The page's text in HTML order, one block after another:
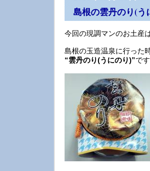
島根の雲丹のり(う
今回の現調マンのお土産は
島根の玉造温泉に行った
“雲丹のり(うにのり)”です